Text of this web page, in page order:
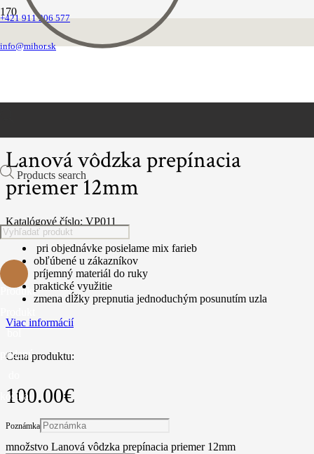
+421 911 206 577
info@mihor.sk
Products search
Produkt
pridaný
košíka.
Domovská stránka
VEĽKOOBCHOD
VÔDZKY
Lanová vôdzka prepínacia
priemer 12mm
Katalógové číslo: VP011
pri objednávke posielame mix farieb
obľúbené u zákazníkov
príjemný materiál do ruky
praktické využitie
zmena dĺžky prepnutia jednoduchým posunutím uzla
Viac informácií
Cena produktu:
100.00€
Poznámka
množstvo Lanová vôdzka prepínacia priemer 12mm